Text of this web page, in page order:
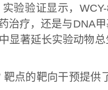
验验证显示，
治疗，还是与DNA
显著延长实验动物
点的靶向干预提供